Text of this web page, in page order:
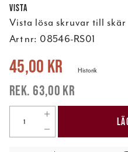
Vista
Vista lösa skruvar till skär
Art nr: 08546-RS01
Nuvarande pris:
45,00 kr
63,00 kr
Historik